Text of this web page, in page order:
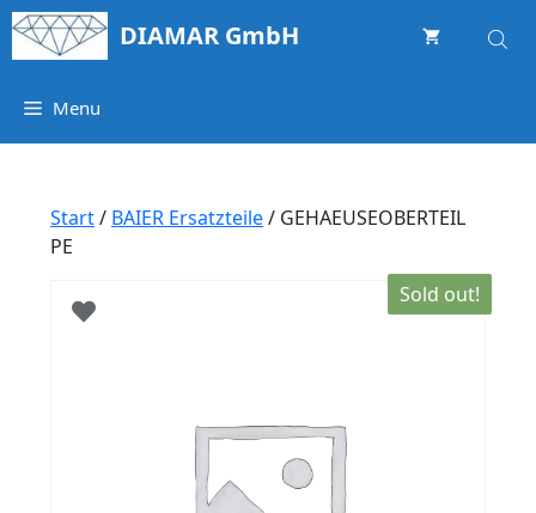
Springe
zum
DIAMAR GmbH
Menu
Start/ BAIER Ersatzteile/ GEHAEUSEOBERTEIL
PE
Sold out!